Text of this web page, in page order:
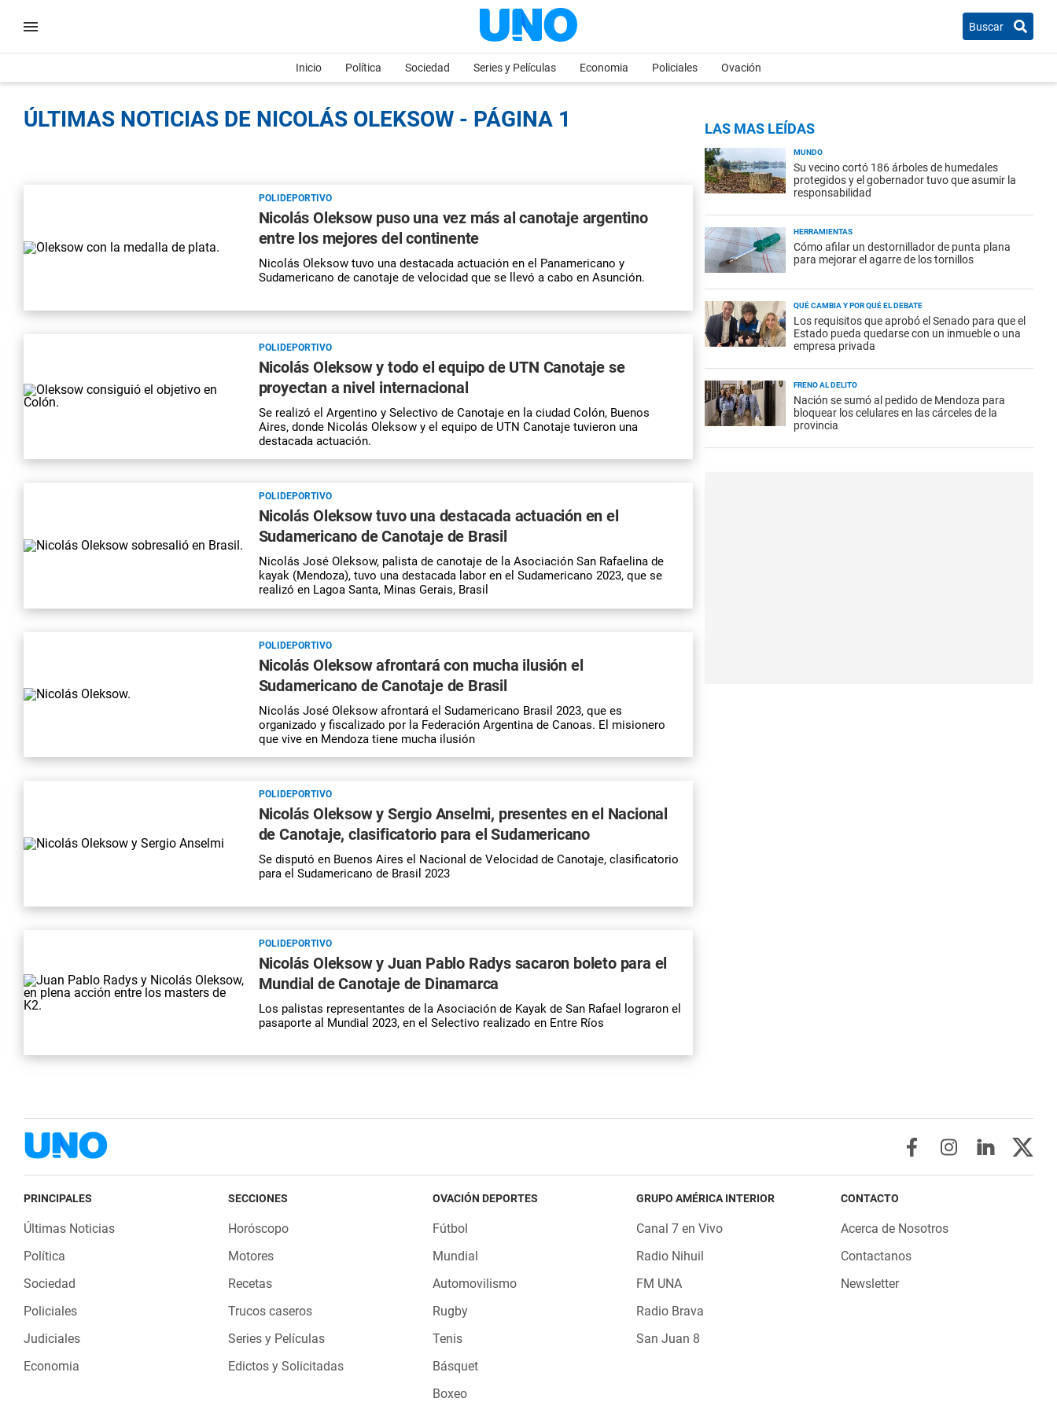
Buscar
Inicio Política Sociedad Series y Películas Economia Policiales Ovación
ÚLTIMAS NOTICIAS DE NICOLÁS OLEKSOW - PÁGINA 1
POLIDEPORTIVO
Nicolás Oleksow puso una vez más al canotaje argentino
entre los mejores del continente
Nicolás Oleksow tuvo una destacada actuación en el Panamericano y
Sudamericano de canotaje de velocidad que se llevó a cabo en Asunción.
POLIDEPORTIVO
Nicolás Oleksow y todo el equipo de UTN Canotaje se
proyectan a nivel internacional
Se realizó el Argentino y Selectivo de Canotaje en la ciudad Colón, Buenos
Aires, donde Nicolás Oleksow y el equipo de UTN Canotaje tuvieron una
destacada actuación.
POLIDEPORTIVO
Nicolás Oleksow tuvo una destacada actuación en el
Sudamericano de Canotaje de Brasil
Nicolás José Oleksow, palista de canotaje de la Asociación San Rafaelina de
kayak (Mendoza), tuvo una destacada labor en el Sudamericano 2023, que se
realizó en Lagoa Santa, Minas Gerais, Brasil
POLIDEPORTIVO
Nicolás Oleksow afrontará con mucha ilusión el
Sudamericano de Canotaje de Brasil
Nicolás José Oleksow afrontará el Sudamericano Brasil 2023, que es
organizado y fiscalizado por la Federación Argentina de Canoas. El misionero
que vive en Mendoza tiene mucha ilusión
POLIDEPORTIVO
Nicolás Oleksow y Sergio Anselmi, presentes en el Nacional
de Canotaje, clasificatorio para el Sudamericano
Se disputó en Buenos Aires el Nacional de Velocidad de Canotaje, clasificatorio
para el Sudamericano de Brasil 2023
POLIDEPORTIVO
Nicolás Oleksow y Juan Pablo Radys sacaron boleto para el
Mundial de Canotaje de Dinamarca
Los palistas representantes de la Asociación de Kayak de San Rafael lograron el
pasaporte al Mundial 2023, en el Selectivo realizado en Entre Ríos
LAS MAS LEÍDAS
MUNDO
Su vecino cortó 186 árboles de humedales
protegidos y el gobernador tuvo que asumir la
responsabilidad
HERRAMIENTAS
Cómo afilar un destornillador de punta plana
para mejorar el agarre de los tornillos
QUÉ CAMBIA Y POR QUÉ EL DEBATE
Los requisitos que aprobó el Senado para que el
Estado pueda quedarse con un inmueble o una
empresa privada
FRENO AL DELITO
Nación se sumó al pedido de Mendoza para
bloquear los celulares en las cárceles de la
provincia
PRINCIPALES
Últimas Noticias
Política
Sociedad
Policiales
Judiciales
Economia
SECCIONES
Horóscopo
Motores
Recetas
Trucos caseros
Series y Películas
Edictos y Solicitadas
OVACIÓN DEPORTES
Fútbol
Mundial
Automovilismo
Rugby
Tenis
Básquet
Boxeo
GRUPO AMÉRICA INTERIOR
Canal 7 en Vivo
Radio Nihuil
FM UNA
Radio Brava
San Juan 8
CONTACTO
Acerca de Nosotros
Contactanos
Newsletter